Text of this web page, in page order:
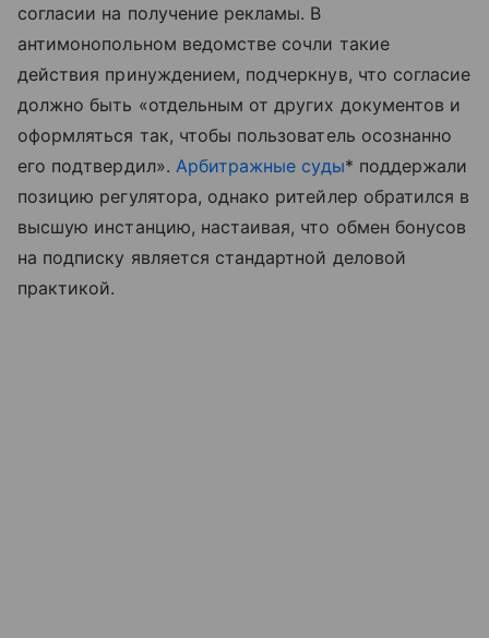
согласии на получение рекламы. В
антимонопольном ведомстве сочли такие
действия принуждением, подчеркнув, что согласие
должно быть «отдельным от других документов и
оформляться так, чтобы пользователь осознанно
его подтвердил». Арбитражные суды* поддержали
позицию регулятора, однако ритейлер обратился в
высшую инстанцию, настаивая, что обмен бонусов
на подписку является стандартной деловой
практикой.